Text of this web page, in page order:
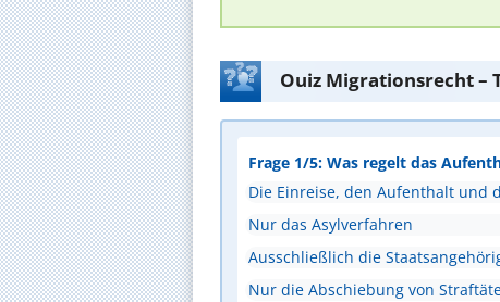
Ouiz Migrationsrecht –
Frage 1/5: Was regelt das
Die Einreise, den Aufenthalt und
Nur das Asylverfahren
Ausschließlich die
Nur die Abschiebung von